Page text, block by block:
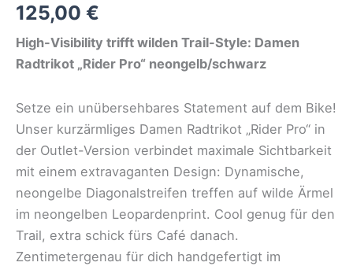
125,00 €
High-Visibility trifft wilden Trail-Style: Damen
Radtrikot „Rider Pro“ neongelb/schwarz
Setze ein unübersehbares Statement auf dem Bike!
Unser kurzärmliges Damen Radtrikot „Rider Pro“ in
der Outlet-Version verbindet maximale Sichtbarkeit
mit einem extravaganten Design: Dynamische,
neongelbe Diagonalstreifen treffen auf wilde Ärmel
im neongelben Leopardenprint. Cool genug für den
Trail, extra schick fürs Café danach.
Zentimetergenau für dich handgefertigt im